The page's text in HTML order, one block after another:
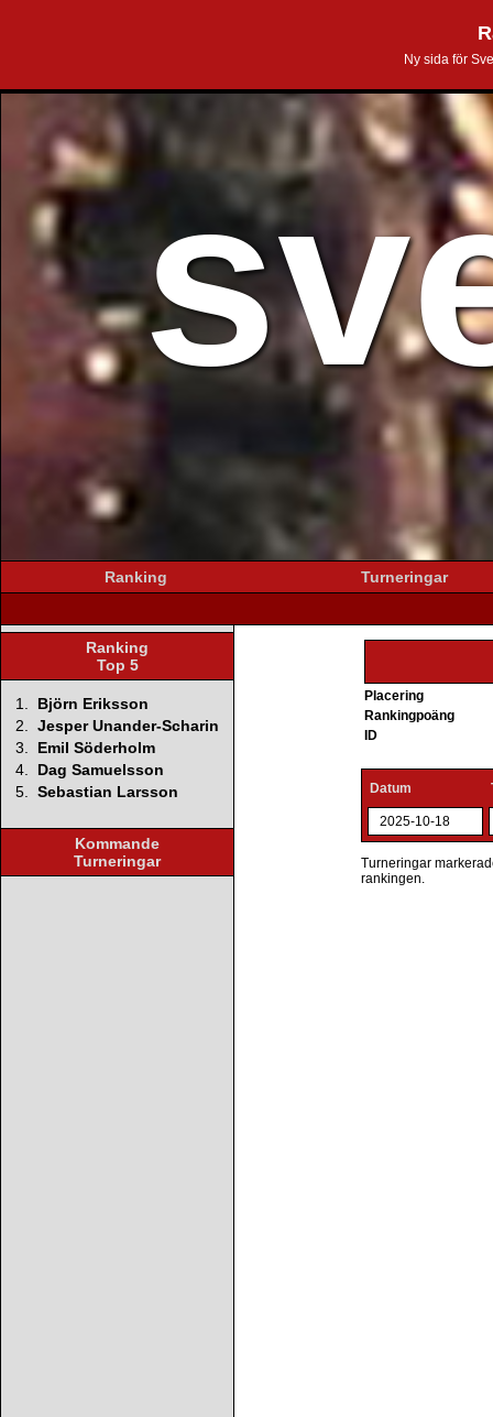
Ny sida för
Ranking Turneringar
Ranking
Top 5
1.
Björn Eriksson
2. Jesper Unander-Scharin
3.
Emil Söderholm
4.
Dag Samuelsson
5. Sebastian Larsson
Kommande
Turneringar
Placering
Rankingpoäng
ID
Datum
2025-10-18
Turneringar
rankingen.